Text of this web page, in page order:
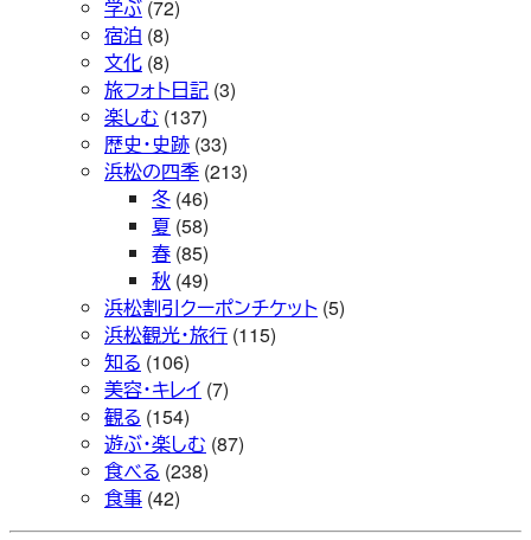
学ぶ (72)
宿泊 (8)
文化 (8)
旅フォト日記 (3)
楽しむ (137)
歴史・史跡 (33)
浜松の四季 (213)
冬 (46)
夏 (58)
春 (85)
秋 (49)
浜松割引クーポンチケット (5)
浜松観光・旅行 (115)
知る (106)
美容・キレイ (7)
観る (154)
遊ぶ・楽しむ (87)
食べる (238)
食事 (42)